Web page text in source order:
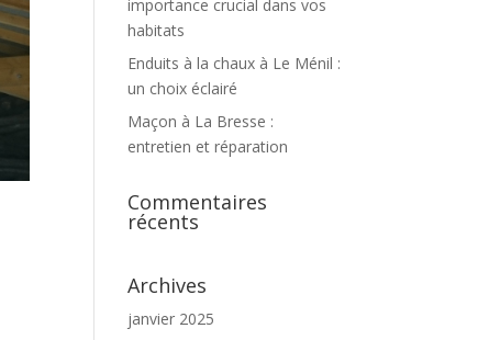
importance crucial dans vos
habitats
Enduits à la chaux à Le Ménil :
un choix éclairé
Maçon à La Bresse :
entretien et réparation
Commentaires
récents
Archives
janvier 2025